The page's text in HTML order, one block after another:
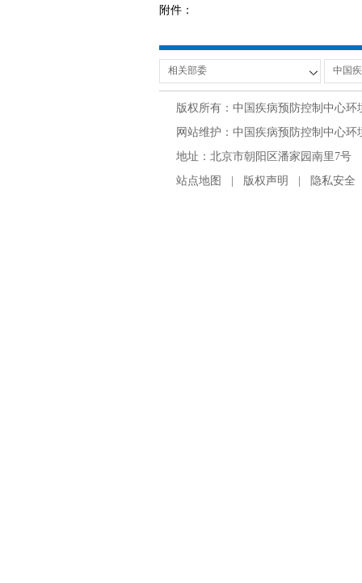
附件：
版权所有：中国疾病预防控制中心环
网站维护：中国疾病预防控制中心
地址：北京市朝阳区潘家园南里7号
站点地图
版权声明 隐私安全